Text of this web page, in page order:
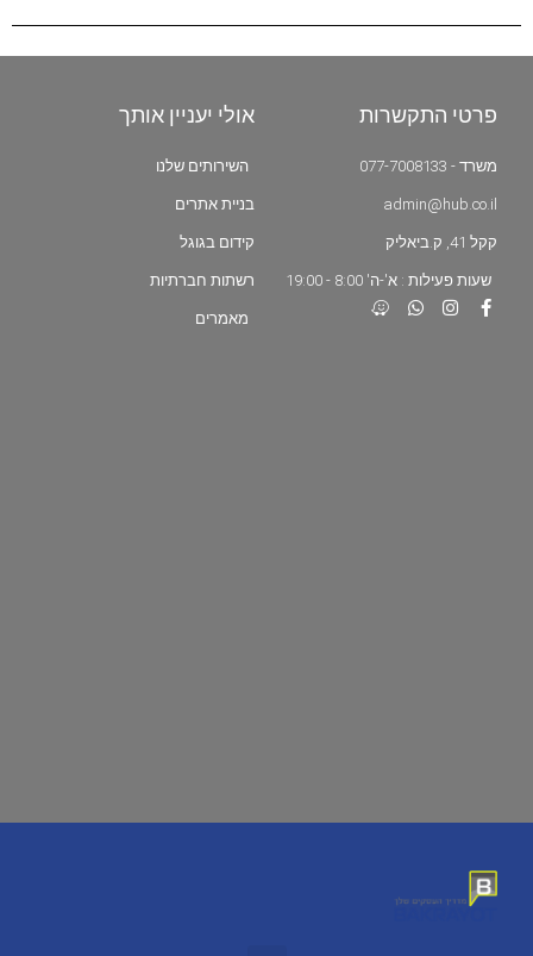
פרטי התקשרות
משרד - 077-7008133
admin@hub.co.il
קקל 41, ק.ביאליק
שעות פעילות : א'-ה' 8:00 - 19:00
אולי יעניין אותך
השירותים שלנו
בניית אתרים
קידום בגוגל
רשתות חברתיות
מאמרים